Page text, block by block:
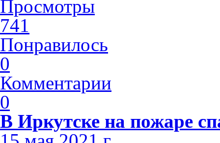
Просмотры
741
Понравилось
0
Комментарии
0
В Иркутске на пожаре